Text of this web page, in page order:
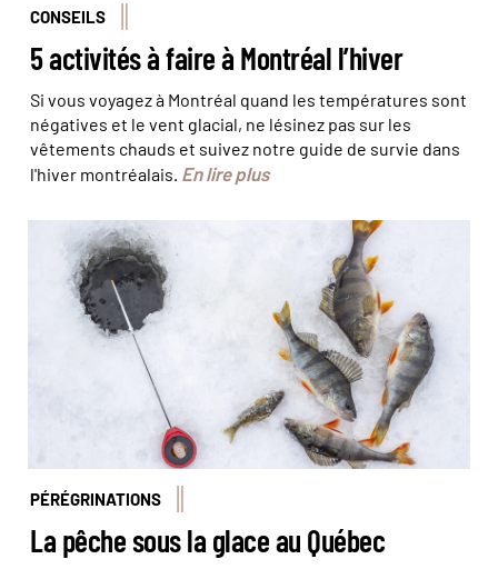
CONSEILS
5 activités à faire à Montréal l’hiver
Si vous voyagez à Montréal quand les températures sont
négatives et le vent glacial, ne lésinez pas sur les
vêtements chauds et suivez notre guide de survie dans
l'hiver montréalais. En lire plus
Pêche blanche au Canada © FedBul/stock.adobe.com
PÉRÉGRINATIONS
La pêche sous la glace au Québec